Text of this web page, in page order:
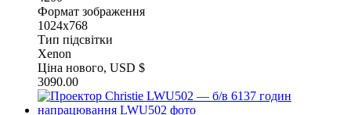
Формат зображення
1024x768
Тип підсвітки
Xenon
Ціна нового, USD $
3090.00